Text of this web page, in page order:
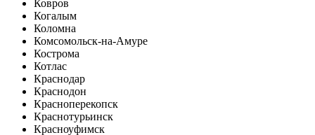
Ковров
Когалым
Коломна
Комсомольск-на-Амуре
Кострома
Котлас
Краснодар
Краснодон
Красноперекопск
Краснотурьинск
Красноуфимск